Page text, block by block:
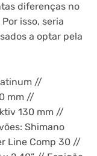
diferenças no
isso, seria
a optar pela
//
mm //
130 mm //
Shimano
Line Comp 30 //